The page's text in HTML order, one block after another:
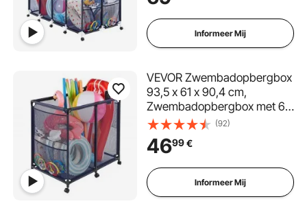
Informeer Mij
VEVOR Zwembadopbergbox
93,5 x 61 x 90,4 cm,
Zwembadopbergbox met 6
wielen, Gaasorganizer met
metalen frame en zijvakken,
Opbergmand voor
zwembadnoedels en
zwemuitrusting
(92)
4699€
Informeer Mij